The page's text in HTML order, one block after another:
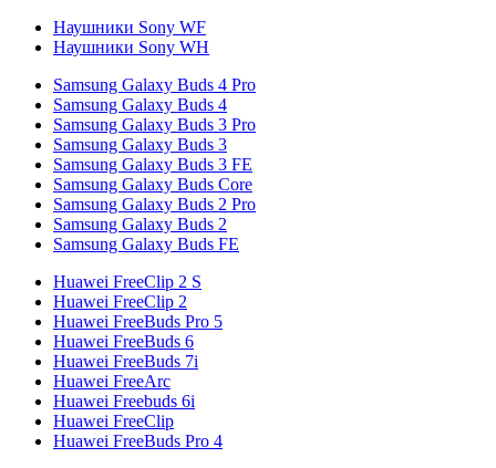
Наушники Sony WF
Наушники Sony WH
Samsung Galaxy Buds 4 Pro
Samsung Galaxy Buds 4
Samsung Galaxy Buds 3 Pro
Samsung Galaxy Buds 3
Samsung Galaxy Buds 3 FE
Samsung Galaxy Buds Core
Samsung Galaxy Buds 2 Pro
Samsung Galaxy Buds 2
Samsung Galaxy Buds FE
Huawei FreeClip 2 S
Huawei FreeClip 2
Huawei FreeBuds Pro 5
Huawei FreeBuds 6
Huawei FreeBuds 7i
Huawei FreeArc
Huawei Freebuds 6i
Huawei FreeClip
Huawei FreeBuds Pro 4